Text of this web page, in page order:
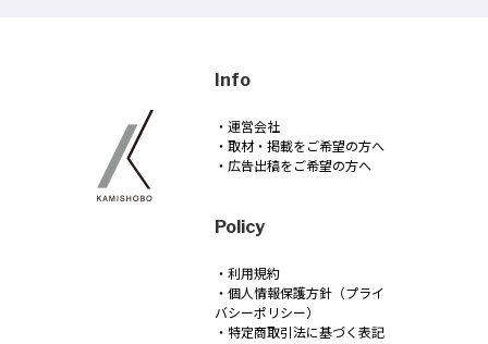
Info
・運営会社
・取材・掲載をご希望の方へ
・広告出稿をご希望の方へ
Policy
・利用規約
・個人情報保護方針（プライ
バシーポリシー）
・特定商取引法に基づく表記